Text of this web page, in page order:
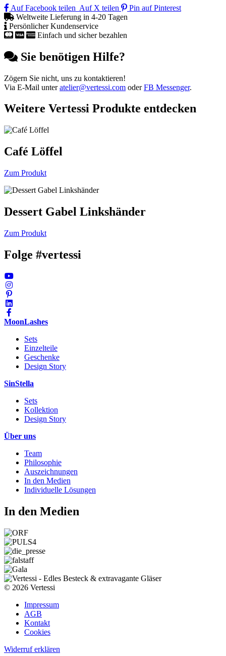
Auf Facebook teilen Auf X teilen
Pin auf Pinterest
Weltweite Lieferung in 4-20 Tagen
Persönlicher Kundenservice
Einfach und sicher bezahlen
Sie benötigen Hilfe?
Zögern Sie nicht, uns zu kontaktieren!
Via E-Mail unteratelier@vertessi.com oderFB Messenger.
Weitere Vertessi Produkte entdecken
Café Löffel
Zum Produkt
Dessert Gabel Linkshänder
Zum Produkt
Folge #vertessi
MoonLashes
Sets
Einzelteile
Geschenke
Design Story
SinStella
Sets
Kollektion
Design Story
Über uns
Team
Philosophie
Auszeichnungen
In den Medien
Individuelle Lösungen
In den Medien
© 2026 Vertessi
Impressum
AGB
Kontakt
Cookies
Widerruf erklären